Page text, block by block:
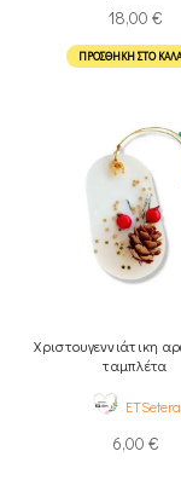
18,00 €
ΠΡΟΣΘΉΚΗ ΣΤΟ
Χριστουγεννιάτικη
ταμπλέτα
ETSetera
6,00 €